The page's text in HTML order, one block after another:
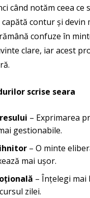
când notăm ceea ce
contur și devin
confuze în
clare, iar acest
scrise seara
– Exprimarea
gestionabile.
– O minte
mai ușor.
– Înțelegi mai
zilei.